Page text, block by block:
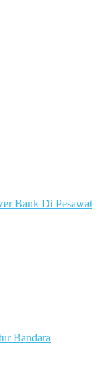
Bank Di Pesawat
Bandara